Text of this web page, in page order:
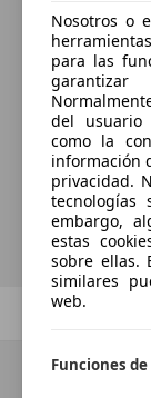
Anterior
Nosotros o
para las
del usuario
como la
información
privacidad.
tecnologías
embargo,
estas
sobre ellas.
similares
web.
Funciones